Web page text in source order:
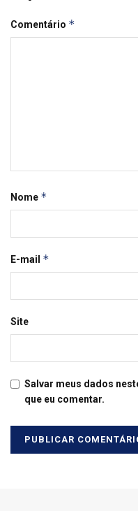
Comentário *
Nome *
E-mail *
Site
Salvar meus dados
que eu comentar.